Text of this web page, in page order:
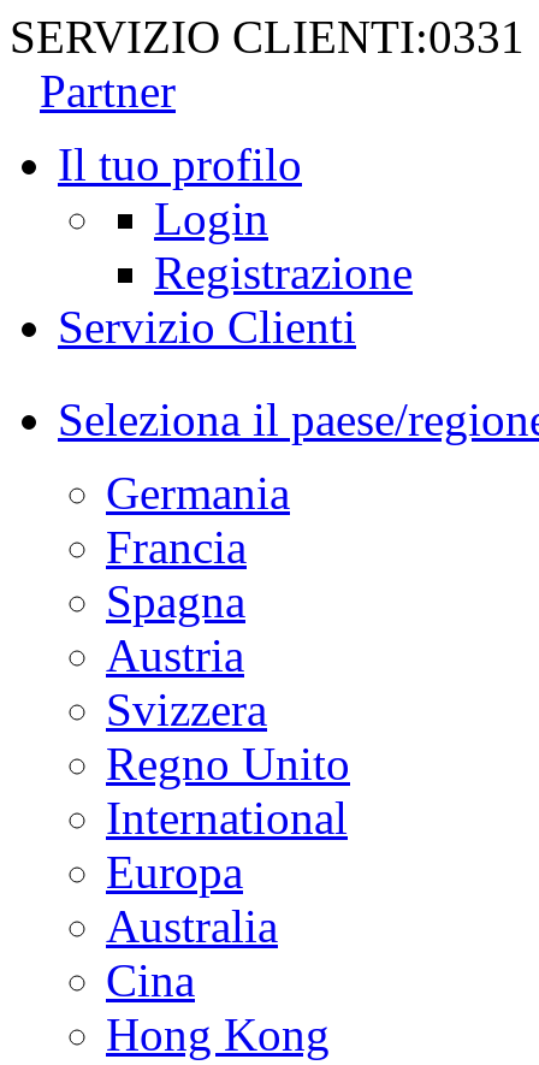
SERVIZIO CLIENTI:0331
Partner
Il tuo profilo
Login
Registrazione
Servizio Clienti
Seleziona il paese/
Germania
Francia
Spagna
Austria
Svizzera
Regno Unito
International
Europa
Australia
Cina
Hong Kong